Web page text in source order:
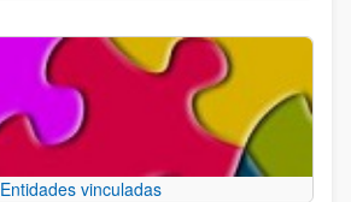
Entidades vinculadas